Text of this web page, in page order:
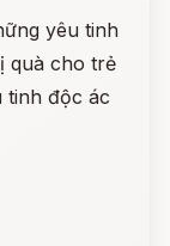
yêu tinh
quà cho trẻ
tinh độc ác